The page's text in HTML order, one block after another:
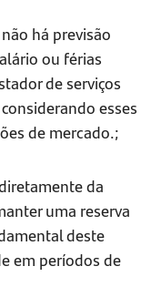
há previsão
ou férias
de serviços
esses
de mercado.;
da
uma reserva
deste
em períodos de